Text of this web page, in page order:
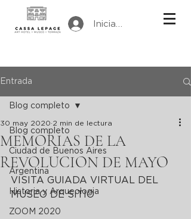
Iniciar sesión
Entrada
Blog completo
Ciudad de Buenos Aires
Argentina
Historia y Arqueologia
ZOOM 2020
Blog completo
MEMORIAS DE LA
REVOLUCION DE MAYO
30 may 2020 2 min de lectura
VISITA GUIADA VIRTUAL DEL
MUSEO DE SITIO